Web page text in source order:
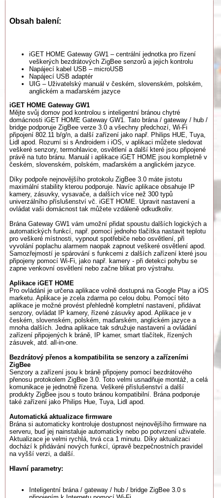
Obsah balení:
iGET HOME Gateway GW1 – centrální jednotka pro řízení
veškerých bezdrátových ZigBee senzorů a jejich kontrolu
Napájecí kabel USB – microUSB
Napájecí USB adaptér
UIG – Uživatelský manuál v českém, slovenském, polském,
anglickém a maďarském jazyce
iGET HOME Gateway GW1
Mějte svůj domov pod kontrolou s inteligentní bránou chytré
domácnosti iGET HOME Gateway GW1. Tato brána / gateway / hub /
bridge podporuje ZigBee verze 3.0 a všechny předchozí, Wi-Fi
připojení 802.11 b/g/n, a další zařízení jako např. Philips HUE, Tuya,
Lidl apod. Rozumí si s Androidem i iOS, v aplikaci můžete sledovat
veškeré senzory, termohlavice, osvětlení a další které jsou připojené
právě na tuto bránu. Manuál i aplikace iGET HOME jsou kompletně v
českém, slovenském, polském, maďarském a anglickém jazyce.
Díky podpoře nejnovějšího protokolu ZigBee 3.0 máte jistotu
maximální stability kterou podporuje. Navíc aplikace obsahuje IP
kamery, zásuvky, vysavače, a dalších více než 300 typů
univerzálního příslušenství vč. iGET HOME. Upravit nastavení a
ovládat vaši domácnost tak můžete vzdáleně odkudkoliv.
Brána Gateway GW1 vám umožní přidat spoustu dalších logických a
automatických funkcí, např. pomocí jednoho tlačítka nastavit teplotu
pro veškeré místnosti, vypnout spotřebiče nebo osvětlení, při
vyvolání poplachu alarmem naopak zapnout veškeré osvětlení apod.
Samozřejmostí je spárování s funkcemi z dalších zařízení které jsou
připojeny pomocí Wi-Fi, jako např. kamery - při detekci pohybu se
zapne venkovní osvětlení nebo začne blikat pro výstrahu.
Aplikace iGET HOME
Pro ovládání je určena aplikace volně dostupná na Google Play a iOS
marketu. Aplikace je zcela zdarma po celou dobu. Pomocí této
aplikace je možné provést přehledně kompletní nastavení, přidávat
senzory, ovládat IP kamery, řízené zásuvky apod. Aplikace je v
českém, slovenském, polském, maďarském, anglickém jazyce a
mnoha dalších. Jedna aplikace tak sdružuje nastavení a ovládání
zařízení připojených k bráně, IP kamer, smart tlačítek, řízených
zásuvek, atd. all-in-one.
Bezdrátový přenos a kompatibilita se senzory a zařízeními
ZigBee
Senzory a zařízení jsou k bráně připojeny pomocí bezdrátového
přenosu protokolem ZigBee 3.0. Toto velmi usnadňuje montáž, a celá
komunikace je jednotně řízena. Veškeré příslušenství a další
produkty ZigBee jsou s touto bránou kompatibilní. Brána podporuje
také zařízení jako Philips Hue, Tuya, Lidl apod.
Automatická aktualizace firmware
Brána si automaticky kontroluje dostupnost nejnovějšího firmware na
serveru, buď jej nainstaluje automaticky nebo po potvrzení uživatele.
Aktualizace je velmi rychlá, trvá cca 1 minutu. Díky aktualizaci
dochází k přidávání nových funkcí, úpravě bezpečnostních pravidel
na vyšší verzi, a další.
Hlavní parametry:
Inteligentní brána / gateway / hub / bridge ZigBee 3.0 s